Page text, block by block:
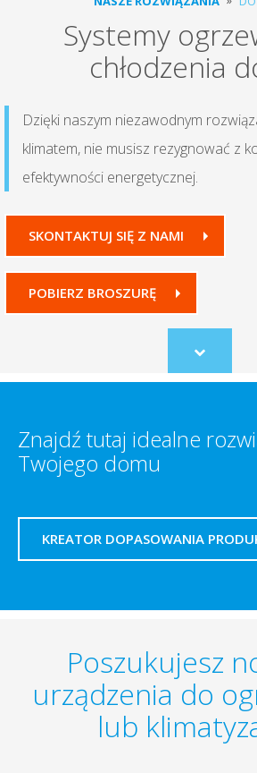
Systemy
chłodzenia
Dzięki naszym niezawodnym
klimatem, nie musisz rezygnować z
efektywności energetycznej.
SKONTAKTUJ SIĘ Z NAMI
POBIERZ BROSZURĘ
Scroll
to
Znajdź tutaj idealne
Twojego domu
KREATOR DOPASOWANIA
Poszukujesz
urządzenia do
lub